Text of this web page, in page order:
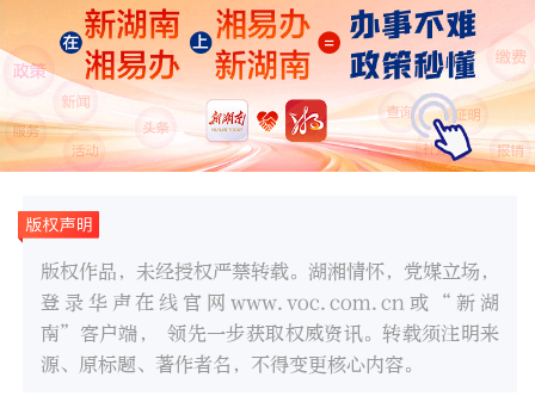
版权作品，未经授权严禁转载。湖湘情怀，党媒立场，
登录华声在线官网www.voc.com.cn或“新湖
南”客户端， 领先一步获取权威资讯。转载须注明来
源、原标题、著作者名，不得变更核心内容。